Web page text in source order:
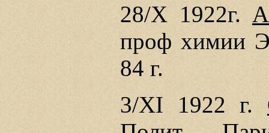
28/Х 1922г.
проф химии
84 г.
3/XI 1922 г.